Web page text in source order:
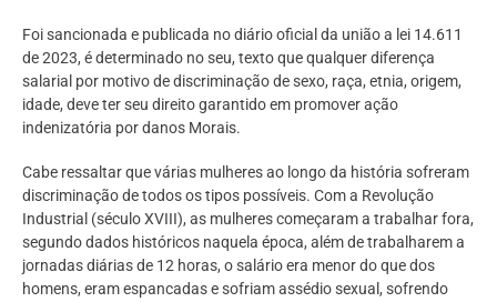
Foi sancionada e publicada no diário oficial da união a lei 14.611
de 2023, é determinado no seu, texto que qualquer diferença
salarial por motivo de discriminação de sexo, raça, etnia, origem,
idade, deve ter seu direito garantido em promover ação
indenizatória por danos Morais.
Cabe ressaltar que várias mulheres ao longo da história sofreram
discriminação de todos os tipos possíveis. Com a Revolução
Industrial (século XVIII), as mulheres começaram a trabalhar fora,
segundo dados históricos naquela época, além de trabalharem a
jornadas diárias de 12 horas, o salário era menor do que dos
homens, eram espancadas e sofriam assédio sexual, sofrendo